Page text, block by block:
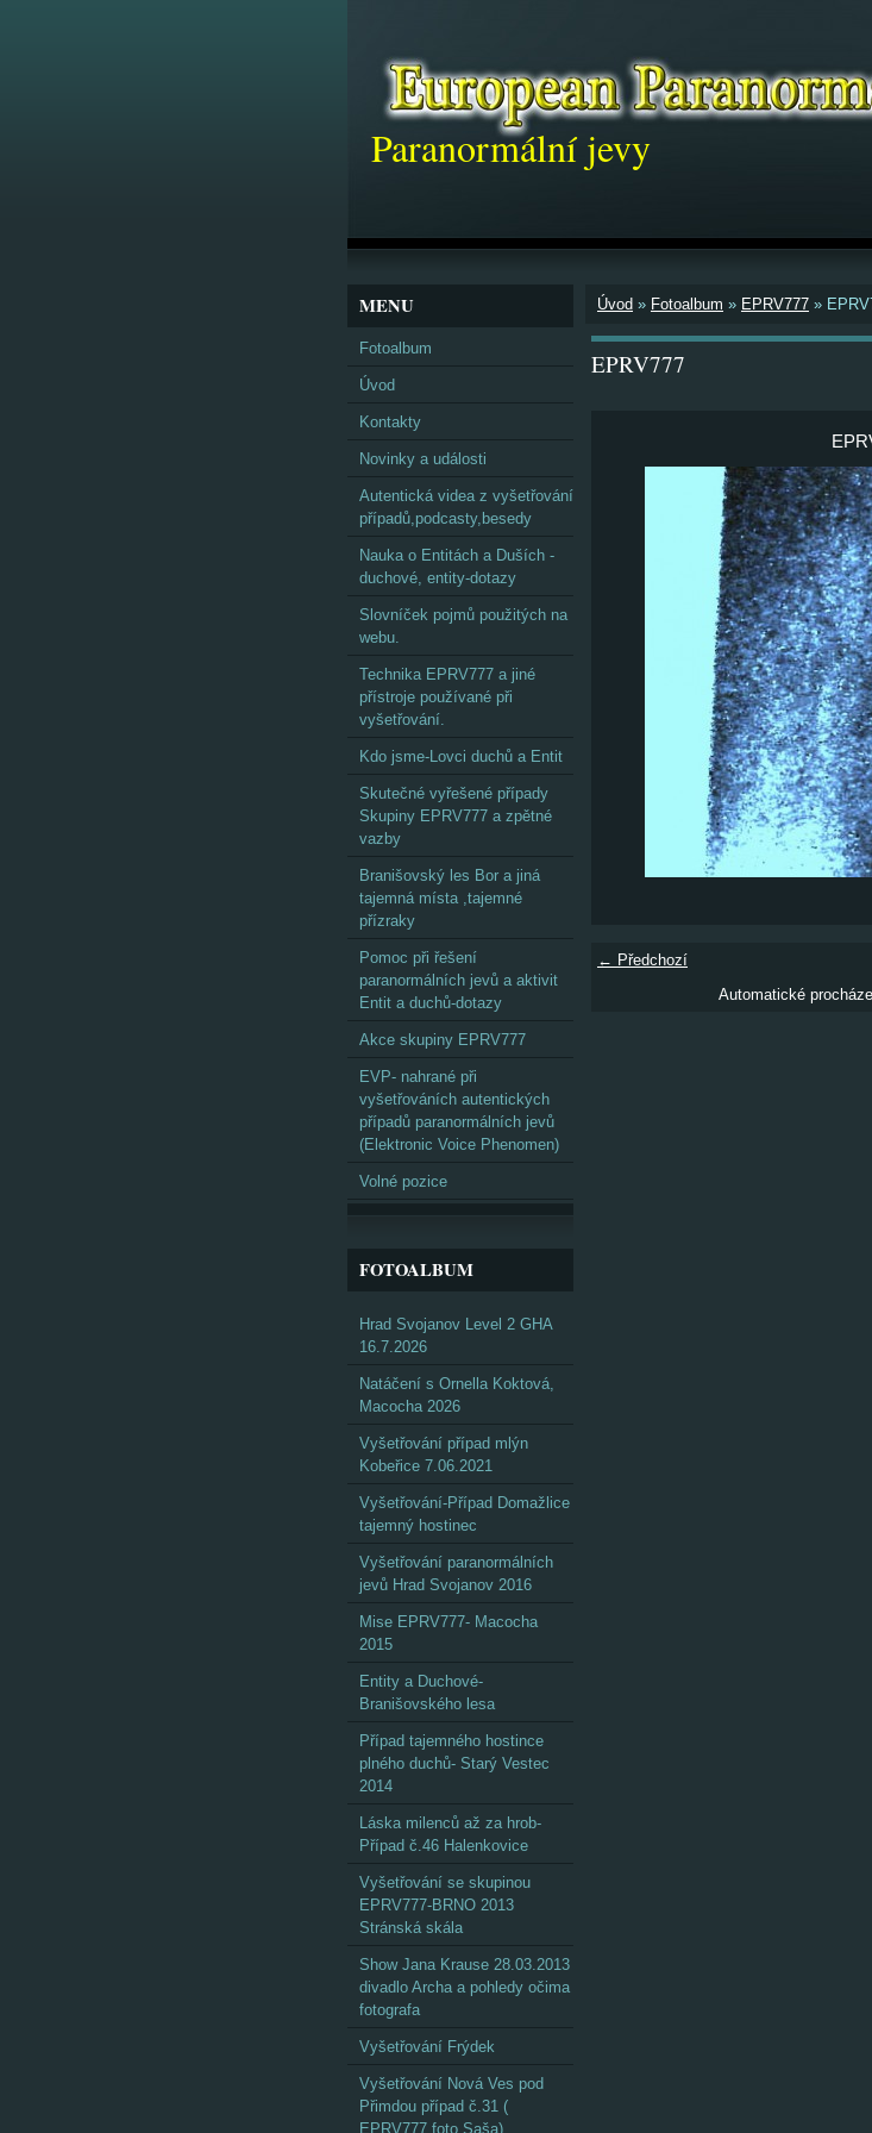
Paranormální jevy
Úvod » Fotoalbum » EPRV777 »
EPRV777
← Předchozí
Automatické
MENU
Fotoalbum
Úvod
Kontakty
Novinky a události
Autentická videa z vyšetřování
případů,podcasty,besedy
Nauka o Entitách a Duších -
duchové, entity-dotazy
Slovníček pojmů použitých na
webu.
Technika EPRV777 a jiné
přístroje používané při
vyšetřování.
Kdo jsme-Lovci duchů a Entit
Skutečné vyřešené případy
Skupiny EPRV777 a zpětné
vazby
Branišovský les Bor a jiná
tajemná místa ,tajemné
přízraky
Pomoc při řešení
paranormálních jevů a aktivit
Entit a duchů-dotazy
Akce skupiny EPRV777
EVP- nahrané při
vyšetřováních autentických
případů paranormálních jevů
(Elektronic Voice Phenomen)
Volné pozice
FOTOALBUM
Hrad Svojanov Level 2 GHA
16.7.2026
Natáčení s Ornella Koktová,
Macocha 2026
Vyšetřování případ mlýn
Kobeřice 7.06.2021
Vyšetřování-Případ Domažlice
tajemný hostinec
Vyšetřování paranormálních
jevů Hrad Svojanov 2016
Mise EPRV777- Macocha
2015
Entity a Duchové-
Branišovského lesa
Případ tajemného hostince
plného duchů- Starý Vestec
2014
Láska milenců až za hrob-
Případ č.46 Halenkovice
Vyšetřování se skupinou
EPRV777-BRNO 2013
Stránská skála
Show Jana Krause 28.03.2013
divadlo Archa a pohledy očima
fotografa
Vyšetřování Frýdek
Vyšetřování Nová Ves pod
Přimdou případ č.31 (
EPRV777 foto Saša)